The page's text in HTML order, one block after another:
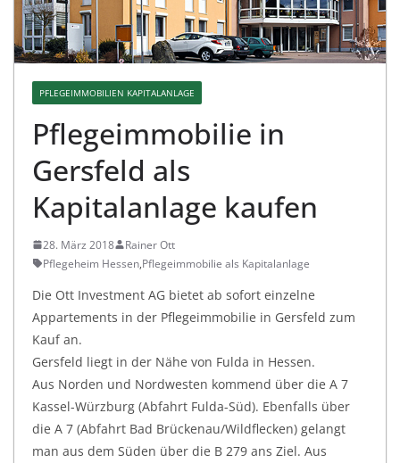
PFLEGEIMMOBILIEN KAPITALANLAGE
Pflegeimmobilie in
Gersfeld als
Kapitalanlage kaufen
28. März 2018
Rainer Ott
Pflegeheim Hessen,Pflegeimmobilie als Kapitalanlage
Die Ott Investment AG bietet ab sofort einzelne
Appartements in der Pflegeimmobilie in Gersfeld zum
Kauf an.
Gersfeld liegt in der Nähe von Fulda in Hessen.
Aus Norden und Nordwesten kommend über die A 7
Kassel-Würzburg (Abfahrt Fulda-Süd). Ebenfalls über
die A 7 (Abfahrt Bad Brückenau/Wildflecken) gelangt
man aus dem Süden über die B 279 ans Ziel. Aus